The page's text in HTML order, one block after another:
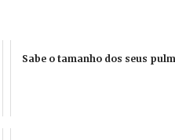
Sabe o tamanho dos seus